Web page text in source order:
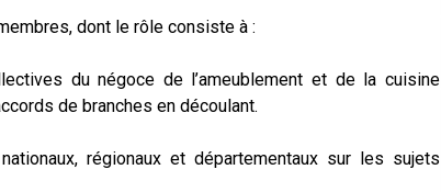
dont le rôle consiste à :
du négoce de l’ameublement et de la cuisine
de branches en découlant.
régionaux et départementaux sur les sujets